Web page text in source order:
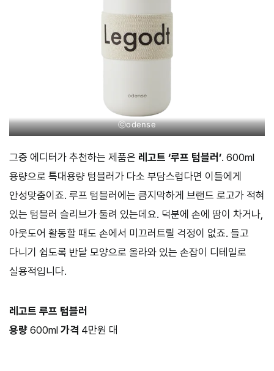
ⓒodense
그중 에디터가 추천하는 제품은 레고트 ‘루프 텀블러’. 600ml
용량으로 특대용량 텀블러가 다소 부담스럽다면 이들에게
안성맞춤이죠. 루프 텀블러에는 큼지막하게 브랜드 로고가 적혀
있는 텀블러 슬리브가 둘려 있는데요. 덕분에 손에 땀이 차거나,
아웃도어 활동할 때도 손에서 미끄러트릴 걱정이 없죠. 들고
다니기 쉽도록 반달 모양으로 올라와 있는 손잡이 디테일로
실용적입니다.
레고트 루프 텀블러
용량 600ml 가격 4만원 대